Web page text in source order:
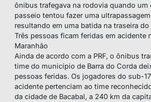
ônibus trafegava na rodovia quando um
passeio tentou fazer uma
resultando em uma batida na traseira
Três pessoas ficam feridas em acidente
Maranhão
Ainda de acordo com a PRF, o ônibus
time do município de Barra do Corda
pessoas feridas. Os jogadores do sub-
acidente pertenciam ao time
da cidade de Bacabal, a 240 km da